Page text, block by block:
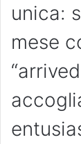
unica:
mese